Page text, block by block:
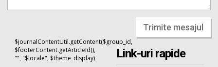
Trimite mesajul
$journalContentUtil.getContent($group_id,
$footerContent.getArticleId(),
"", "$locale", $theme_display)
Link-uri rapide